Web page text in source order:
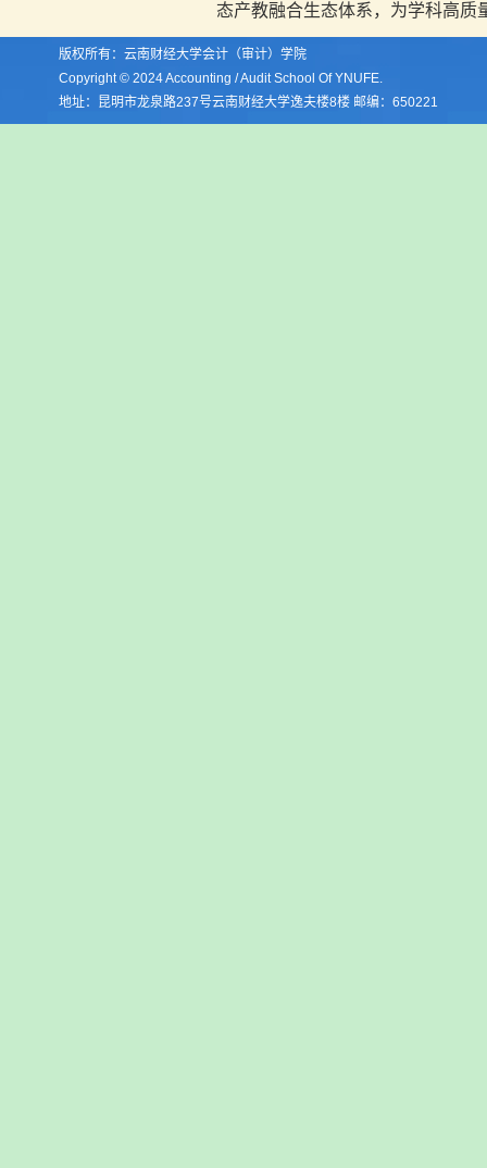
态产教融合生态体系，为学科高质
版权所有：云南财经大学会计（审计）学院
Copyright © 2024 Accounting / Audit School Of YNUFE.
地址：昆明市龙泉路237号云南财经大学逸夫楼8楼 邮编：650221